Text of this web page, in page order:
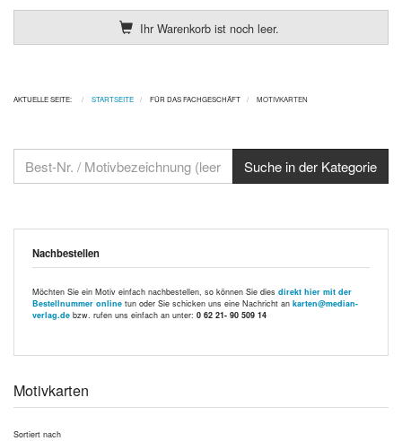
Ihr Warenkorb ist noch leer.
AKTUELLE SEITE: STARTSEITE FÜR DAS FACHGESCHÄFT MOTIVKARTEN
Nachbestellen
Möchten Sie ein Motiv einfach nachbestellen, so können Sie dies direkt hier mit der
Bestellnummer online tun oder Sie schicken uns eine Nachricht an karten@median-
verlag.de bzw. rufen uns einfach an unter: 0 62 21- 90 509 14
Motivkarten
Sortiert nach